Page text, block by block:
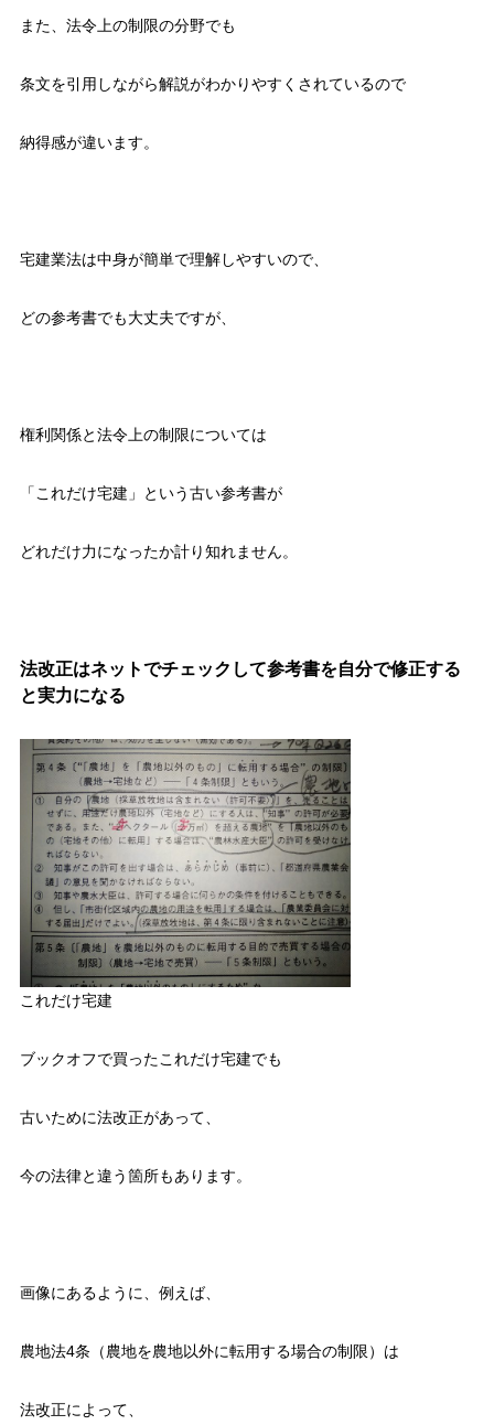
また、法令上の制限の分野でも
条文を引用しながら解説がわかりやすくされているので
納得感が違います。
宅建業法は中身が簡単で理解しやすいので、
どの参考書でも大丈夫ですが、
権利関係と法令上の制限については
「これだけ宅建」という古い参考書が
どれだけ力になったか計り知れません。
法改正はネットでチェックして参考書を自分で修正する
と実力になる
これだけ宅建
ブックオフで買ったこれだけ宅建でも
古いために法改正があって、
今の法律と違う箇所もあります。
画像にあるように、例えば、
農地法4条（農地を農地以外に転用する場合の制限）は
法改正によって、